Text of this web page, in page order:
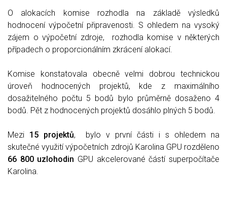
O alokacích komise rozhodla na základě výsledků
hodnocení výpočetní připravenosti. S ohledem na vysoký
zájem o výpočetní zdroje, rozhodla komise v některých
případech o proporcionálním zkrácení alokací.
Komise konstatovala obecně velmi dobrou technickou
úroveň hodnocených projektů, kde z maximálního
dosažitelného počtu 5 bodů bylo průměrně dosaženo 4
bodů. Pět z hodnocených projektů dosáhlo plných 5 bodů.
Mezi 15 projektů, bylo v první části i s ohledem na
skutečné využití výpočetních zdrojů Karolina GPU rozděleno
66 800 uzlohodin GPU akcelerované částí superpočítače
Karolina.